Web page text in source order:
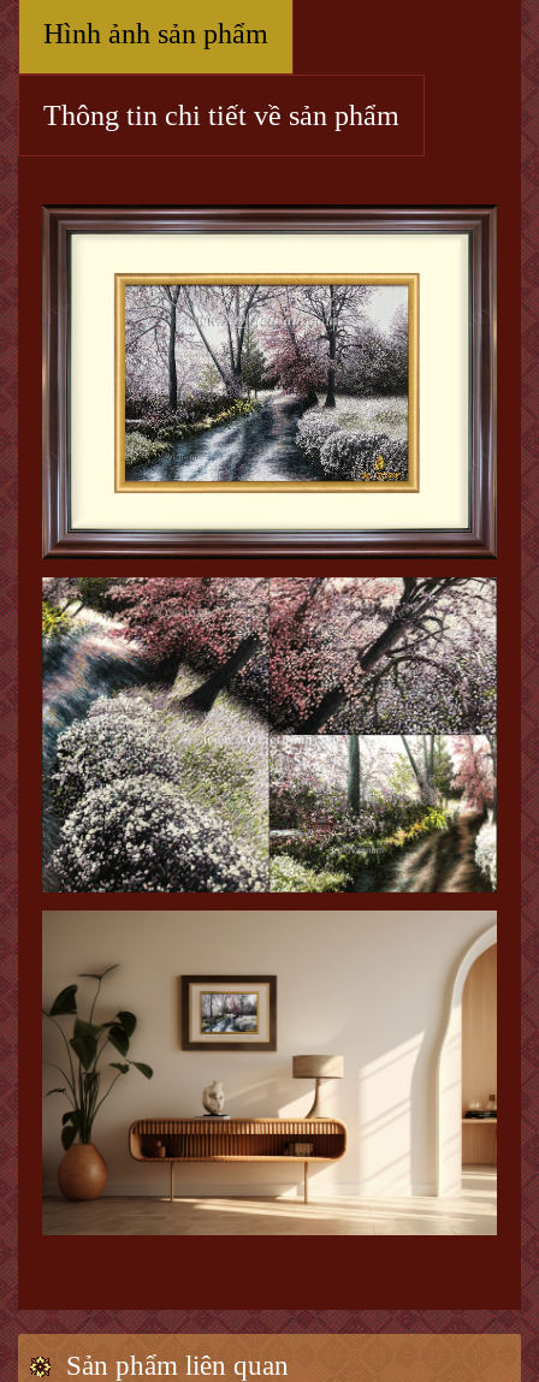
Hình ảnh sản phẩm
Thông tin chi tiết về sản phẩm
Sản phẩm liên quan